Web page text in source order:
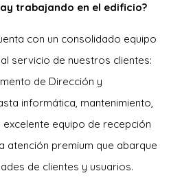
trabajando en el edificio?
con un consolidado equipo
servicio de nuestros clientes:
de Dirección y
informática, mantenimiento,
excelente equipo de recepción
atención premium que abarque
de clientes y usuarios.